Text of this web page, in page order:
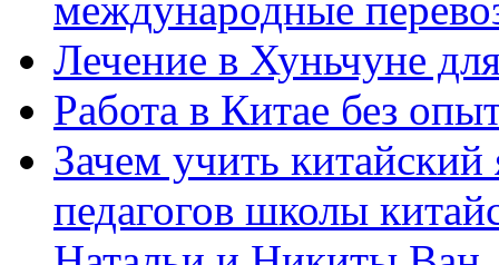
Лечение в Хуньчуне
Работа в Китае без
Зачем учить
педагогов школы